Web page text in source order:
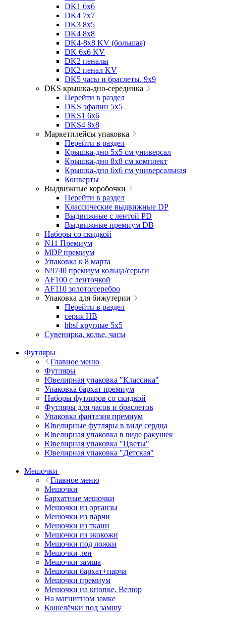
DK1 6x6
DK4 7х7
DK3 8x5
DK4 8x8
DK4-8x8 KV (большая)
DK 6х6 KV
DK2 пеналы
DK2 пенал KV
DK5 часы и браслеты. 9x9
DKS крышка-дно-серединка
Перейти в раздел
DKS эфалин 5x5
DKS1 6x6
DKS4 8x8
Маркетплейсы упаковка
Перейти в раздел
Крышка-дно 5x5 см универсал
Крышка-дно 8x8 см комплект
Крышка-дно 6x6 см универсальная
Конверты
Выдвижные коробочки
Перейти в раздел
Классические выдвижные DP
Выдвижные с лентой PD
Выдвижные премиум DB
Наборы со скидкой
N11 Премиум
MDP премиум
Упаковка к 8 марта
N9740 премиум кольца/серьги
AF100 с ленточкой
AF110 золото/серебро
Упаковка для бижутерии
Перейти в раздел
серия HB
hbsf круглые 5x5
Сувенирка, колье, часы
Футляры
Главное меню
Футляры
Ювелирная упаковка "Классика"
Упаковка бархат премиум
Наборы футляров со скидкой
Футляры для часов и браслетов
Упаковка фантазия премиум
Ювелирные футляры в виде сердца
Ювелирная упаковка в виде ракушек
Ювелирная упаковка "Цветы"
Ювелирная упаковка "Детская"
Мешочки
Главное меню
Мешочки
Бархатные мешочки
Мешочки из органзы
Мешочки из парчи
Мешочки из ткани
Мешочки из экокожи
Мешочки под ложки
Мешочки лен
Мешочки замша
Мешочки бархат+парча
Мешочки премиум
Мешочки на кнопке. Велюр
На магнитном замке
Кошелёчки под замшу